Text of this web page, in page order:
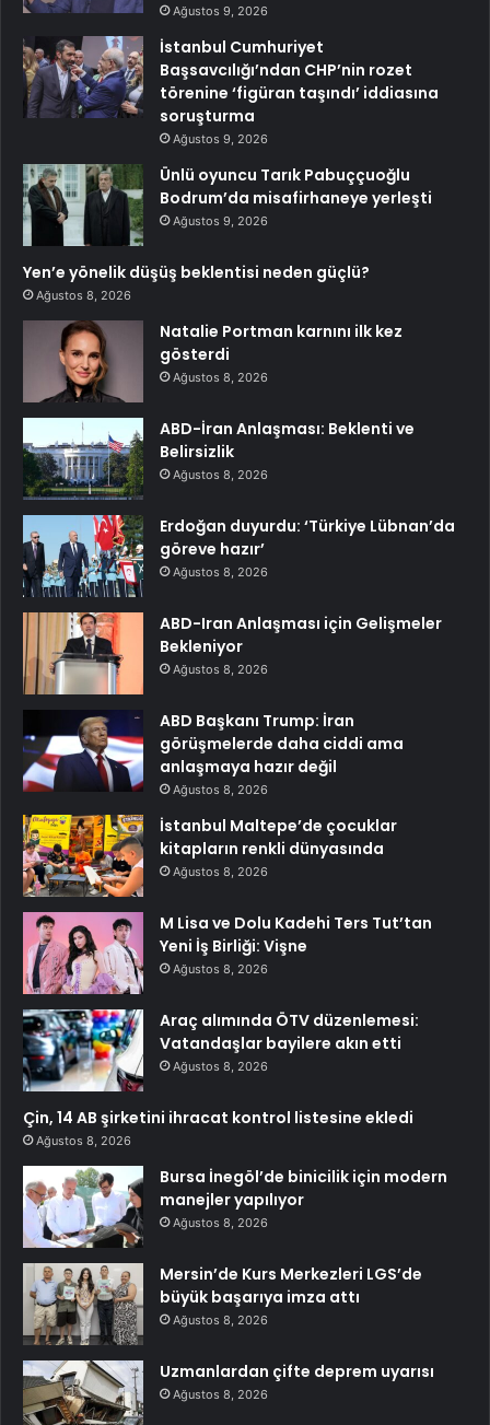
Ağustos 9, 2026
İstanbul Cumhuriyet
Başsavcılığı’ndan CHP’nin rozet
törenine ‘figüran taşındı’ iddiasına
soruşturma
Ağustos 9, 2026
Ünlü oyuncu Tarık Pabuççuoğlu
Bodrum’da misafirhaneye yerleşti
Ağustos 9, 2026
Yen’e yönelik düşüş beklentisi neden güçlü?
Ağustos 8, 2026
Natalie Portman karnını ilk kez
gösterdi
Ağustos 8, 2026
ABD-İran Anlaşması: Beklenti ve
Belirsizlik
Ağustos 8, 2026
Erdoğan duyurdu: ‘Türkiye Lübnan’da
göreve hazır’
Ağustos 8, 2026
ABD-Iran Anlaşması için Gelişmeler
Bekleniyor
Ağustos 8, 2026
ABD Başkanı Trump: İran
görüşmelerde daha ciddi ama
anlaşmaya hazır değil
Ağustos 8, 2026
İstanbul Maltepe’de çocuklar
kitapların renkli dünyasında
Ağustos 8, 2026
M Lisa ve Dolu Kadehi Ters Tut’tan
Yeni İş Birliği: Vişne
Ağustos 8, 2026
Araç alımında ÖTV düzenlemesi:
Vatandaşlar bayilere akın etti
Ağustos 8, 2026
Çin, 14 AB şirketini ihracat kontrol listesine ekledi
Ağustos 8, 2026
Bursa İnegöl’de binicilik için modern
manejler yapılıyor
Ağustos 8, 2026
Mersin’de Kurs Merkezleri LGS’de
büyük başarıya imza attı
Ağustos 8, 2026
Uzmanlardan çifte deprem uyarısı
Ağustos 8, 2026